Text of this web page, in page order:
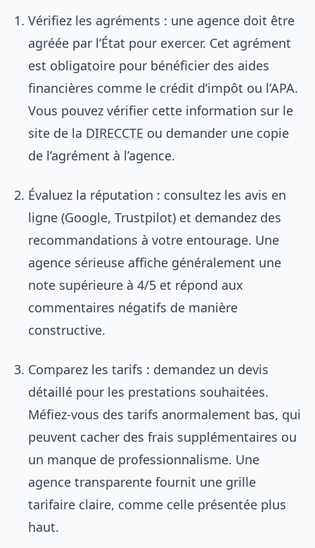
Vérifiez les agréments : une agence doit être
agréée par l’État pour exercer. Cet agrément
est obligatoire pour bénéficier des aides
financières comme le crédit d’impôt ou l’APA.
Vous pouvez vérifier cette information sur le
site de la DIRECCTE ou demander une copie
de l’agrément à l’agence.
Évaluez la réputation : consultez les avis en
ligne (Google, Trustpilot) et demandez des
recommandations à votre entourage. Une
agence sérieuse affiche généralement une
note supérieure à 4/5 et répond aux
commentaires négatifs de manière
constructive.
Comparez les tarifs : demandez un devis
détaillé pour les prestations souhaitées.
Méfiez-vous des tarifs anormalement bas, qui
peuvent cacher des frais supplémentaires ou
un manque de professionnalisme. Une
agence transparente fournit une grille
tarifaire claire, comme celle présentée plus
haut.